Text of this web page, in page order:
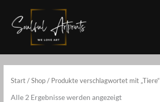
Inhalt
springen
Start /Shop / Produkte verschlagwortet mit „Tiere“
Alle 2 Ergebnisse werden angezeigtNach